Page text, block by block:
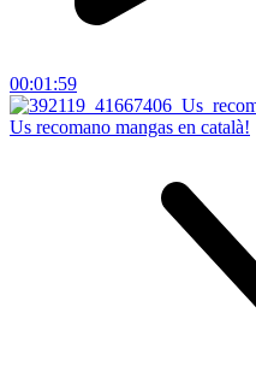
00:01:59
Us recomano mangas en català!